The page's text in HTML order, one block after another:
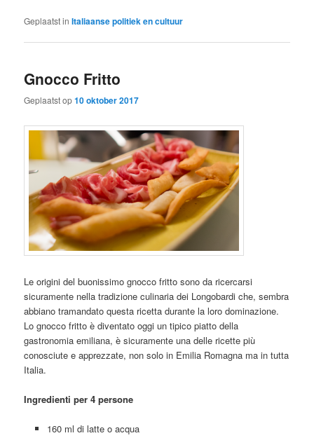
Geplaatst in Italiaanse politiek en cultuur
Gnocco Fritto
Geplaatst op10 oktober 2017
Le origini del buonissimo gnocco fritto sono da ricercarsi
sicuramente nella tradizione culinaria dei Longobardi che, sembra
abbiano tramandato questa ricetta durante la loro dominazione.
Lo gnocco fritto è diventato oggi un tipico piatto della
gastronomia emiliana, è sicuramente una delle ricette più
conosciute e apprezzate, non solo in Emilia Romagna ma in tutta
Italia.
Ingredienti per 4 persone
160 ml di latte o acqua